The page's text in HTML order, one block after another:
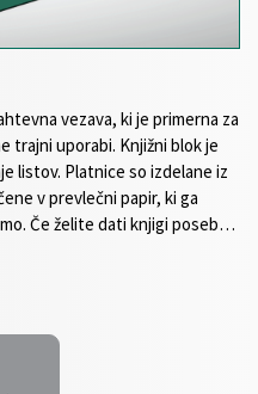
vezava, ki je primerna za
trajni uporabi. Knjižni blok je
listov. Platnice so izdelane iz
v prevlečni papir, ki ga
Če želite dati knjigi poseben
izbor standardnih,
možnost različne
dodatno popestrimo
Za posebej luksuzno